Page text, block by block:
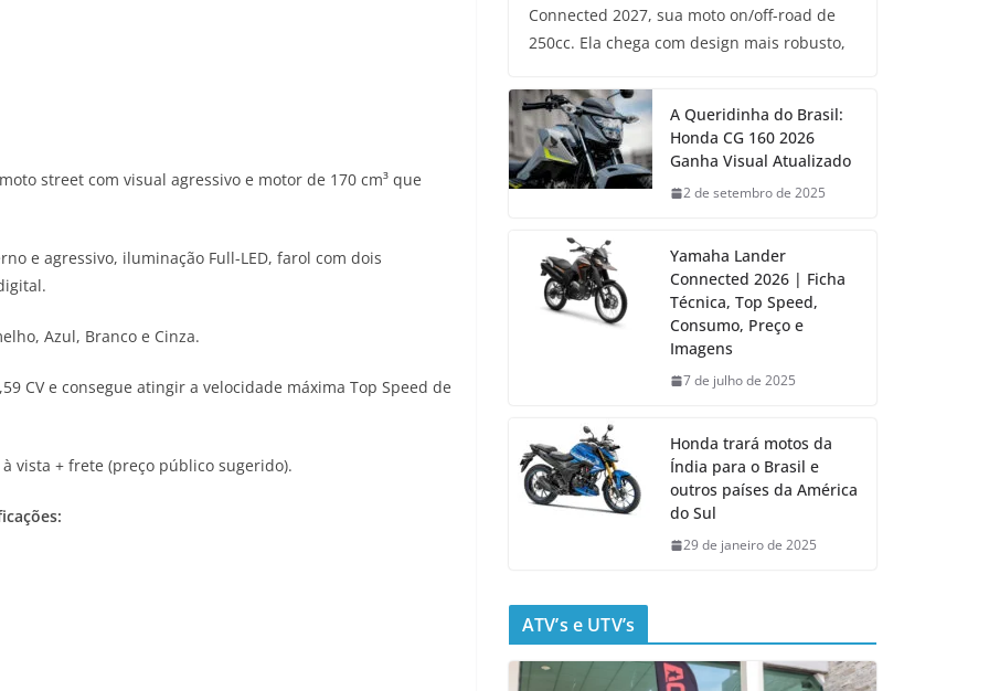
street com visual agressivo e motor de 170 cm³ que
e agressivo, iluminação Full-LED, farol com dois
Azul, Branco e Cinza.
CV e consegue atingir a velocidade máxima Top Speed de
à vista + frete (preço público sugerido).
Connected 2027, sua moto on/off-road de
250cc. Ela chega com design mais robusto,
A Queridinha do Brasil:
Honda CG 160 2026
Ganha Visual Atualizado
2 de setembro de 2025
Yamaha Lander
Connected 2026 | Ficha
Técnica, Top Speed,
Consumo, Preço e
Imagens
7 de julho de 2025
Honda trará motos da
Índia para o Brasil e
outros países da América
do Sul
29 de janeiro de 2025
ATV’s e UTV’s